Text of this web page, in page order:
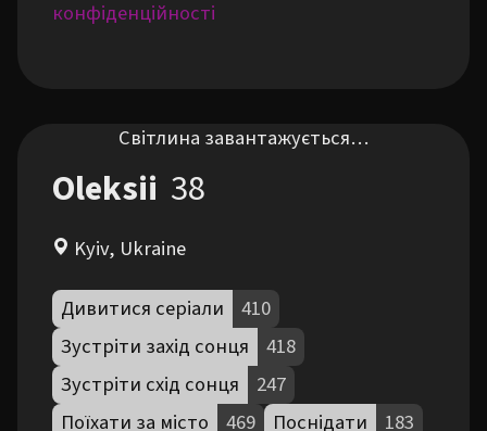
конфіденційності
Світлина завантажується…
Oleksii 38
Kyiv, Ukraine
Дивитися серіали
410
Зустріти захід сонця
418
Зустріти схід сонця
247
Поїхати за місто
469 Поснідати 183